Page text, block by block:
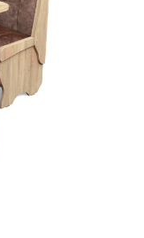
сонома/
графит